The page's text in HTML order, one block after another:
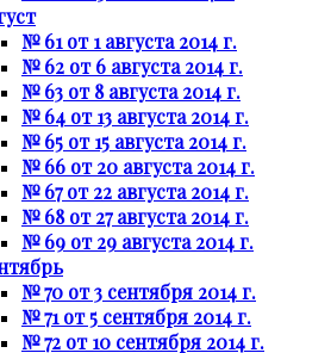
№ 61 от 1 августа 2014 г.
№ 62 от 6 августа 2014 г.
№ 63 от 8 августа 2014 г.
№ 64 от 13 августа 2014 г.
№ 65 от 15 августа 2014 г.
№ 66 от 20 августа 2014 г.
№ 67 от 22 августа 2014 г.
№ 68 от 27 августа 2014 г.
№ 69 от 29 августа 2014 г.
№ 70 от 3 сентября 2014 г.
№ 71 от 5 сентября 2014 г.
№ 72 от 10 сентября 2014 г.